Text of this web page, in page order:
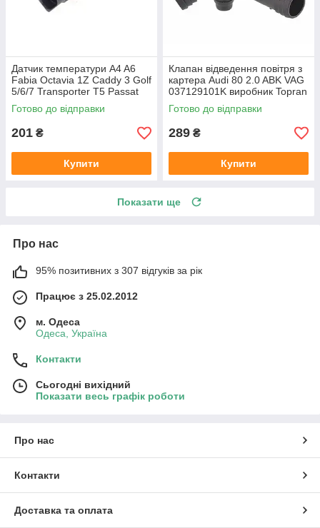
Датчик температури A4 A6
Fabia Octavia 1Z Caddy 3 Golf
5/6/7 Transporter T5 Passat
B6 (колір сірий)
Готово до відправки
201 ₴
Купити
Клапан відведення повітря з
картера Audi 80 2.0 ABK VAG
037129101K виробник Topran
Німеччина
Готово до відправки
289 ₴
Купити
Показати ще
Про нас
95% позитивних з 307 відгуків за рік
Працює з 25.02.2012
м. Одеса
Одеса, Україна
Контакти
Сьогодні вихідний
Показати весь графік роботи
Про нас
Контакти
Доставка та оплата